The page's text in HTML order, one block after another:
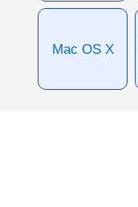
Mac OS X